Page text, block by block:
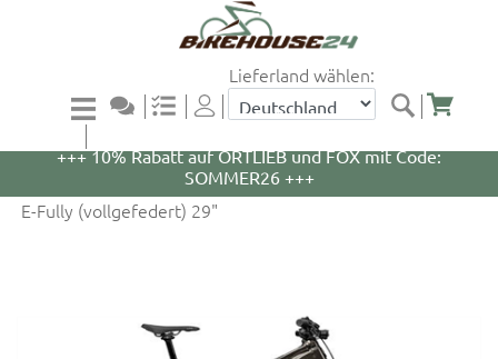
Lieferland wählen:
+++ 5% Rabatt auf WOOM Bikes und Zubehör mit
+++ 10% Rabatt auf ORTLIEB und FOX mit Code:
SOMMER26 +++
E-Fully (vollgefedert) 29"